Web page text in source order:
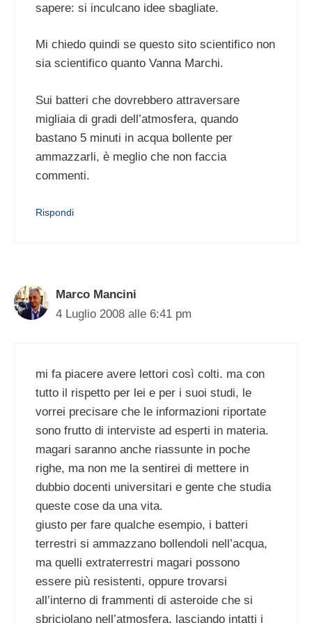
sapere: si inculcano idee sbagliate.
Mi chiedo quindi se questo sito scientifico non
sia scientifico quanto Vanna Marchi.
Sui batteri che dovrebbero attraversare
migliaia di gradi dell’atmosfera, quando
bastano 5 minuti in acqua bollente per
ammazzarli, è meglio che non faccia
commenti.
Rispondi
Marco Mancini
4 Luglio 2008 alle 6:41 pm
mi fa piacere avere lettori così colti. ma con
tutto il rispetto per lei e per i suoi studi, le
vorrei precisare che le informazioni riportate
sono frutto di interviste ad esperti in materia.
magari saranno anche riassunte in poche
righe, ma non me la sentirei di mettere in
dubbio docenti universitari e gente che studia
queste cose da una vita.
giusto per fare qualche esempio, i batteri
terrestri si ammazzano bollendoli nell’acqua,
ma quelli extraterrestri magari possono
essere più resistenti, oppure trovarsi
all’interno di frammenti di asteroide che si
sbriciolano nell’atmosfera, lasciando intatti i